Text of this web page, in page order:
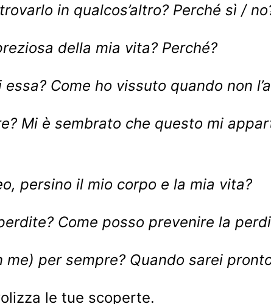
in qualcos’altro? Perché sì /
della mia vita? Perché?
Come ho vissuto quando non
Mi è sembrato che questo mi
persino il mio corpo e la mia vita?
Come posso prevenire la
per sempre? Quando sarei
le tue scoperte.